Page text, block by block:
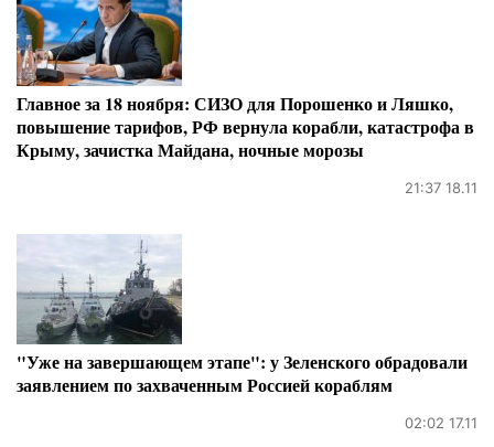
Главное за 18 ноября: СИЗО для Порошенко и Ляшко,
повышение тарифов, РФ вернула корабли, катастрофа в
Крыму, зачистка Майдана, ночные морозы
21:37 18.11
"Уже на завершающем этапе": у Зеленского обрадовали
заявлением по захваченным Россией кораблям
02:02 17.11